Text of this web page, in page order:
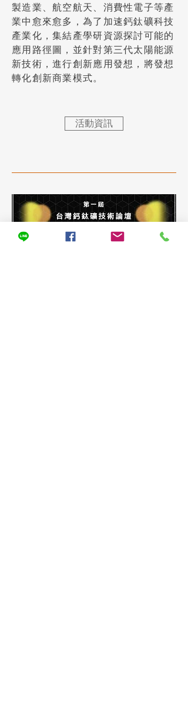
製造業、航空航天、消費性電子等產
業中愈來愈多，為了加速鈣鈦礦科技
產業化，集結產學研資源探討可能的
應用路徑圖，並針對第三代太陽能源
新技術，進行創新應用發想，將發想
轉化創新商業模式。
活動資訊